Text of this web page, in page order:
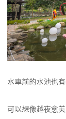
水車前的水池也有
可以想像越夜愈美